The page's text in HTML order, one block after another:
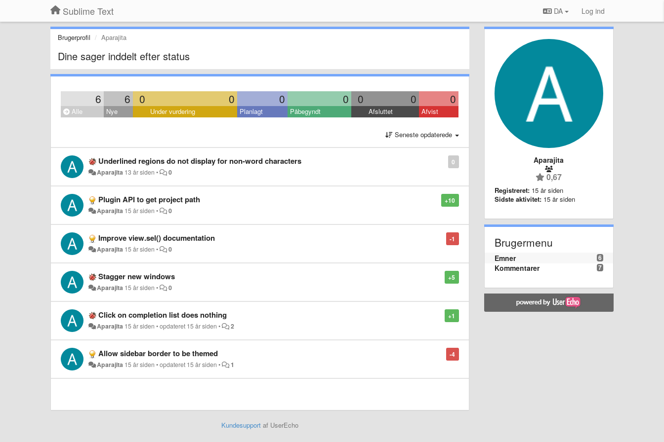
Sublime Text DA Log ind
Brugerprofil Aparajita
Dine sager inddelt efter status
6 6 0 0 0 0 0 0 0
Alle Nye Under vurdering Planlagt Påbegyndt Afsluttet Afvist
Seneste opdaterede
0
Underlined regions do not display for non-word characters
Aparajita 13 år siden • 0
+10
Plugin API to get project path
Aparajita 15 år siden • 0
-1
Improve view.sel() documentation
Aparajita 15 år siden • 0
+5
Stagger new windows
Aparajita 15 år siden • 0
+1
Click on completion list does nothing
Aparajita 15 år siden •opdateret 15 år siden • 2
-4
Allow sidebar border to be themed
Aparajita 15 år siden •opdateret 15 år siden • 1
Kundesupportaf UserEcho
Aparajita
0,67
Registreret: 15 år siden
Sidste aktivitet: 15 år siden
Brugermenu
6
Emner
7
Kommentarer